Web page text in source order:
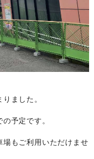
ました。
予定です。
もご利用いただけませ